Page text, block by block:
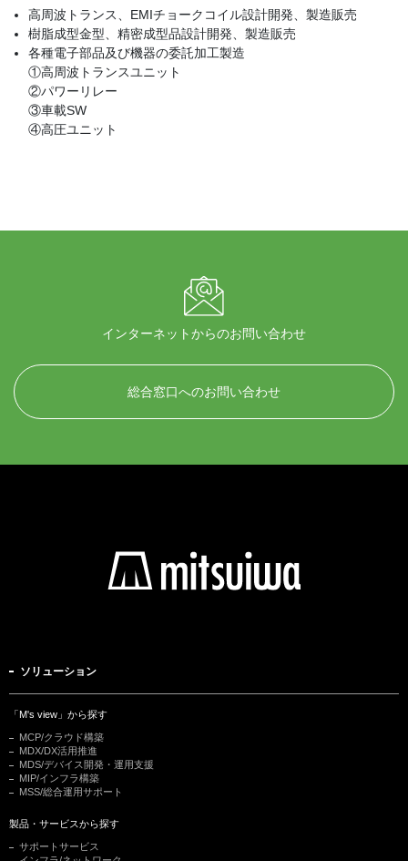
高周波トランス、EMIチョークコイル設計開発、製造販売
樹脂成型金型、精密成型品設計開発、製造販売
各種電子部品及び機器の委託加工製造
①高周波トランスユニット
②パワーリレー
③車載SW
④高圧ユニット
インターネットからのお問い合わせ
総合窓口へのお問い合わせ
ソリューション
「M's view」から探す
MCP/クラウド構築
MDX/DX活用推進
MDS/デバイス開発・運用支援
MIP/インフラ構築
MSS/総合運用サポート
製品・サービスから探す
サポートサービス